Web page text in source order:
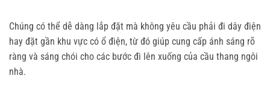
Chúng có thể dễ dàng lắp đặt mà không yêu cầu phải đi dây điện
hay đặt gần khu vực có ổ điện, từ đó giúp cung cấp ánh sáng rõ
ràng và sáng chói cho các bước đi lên xuống của cầu thang ngôi
nhà.